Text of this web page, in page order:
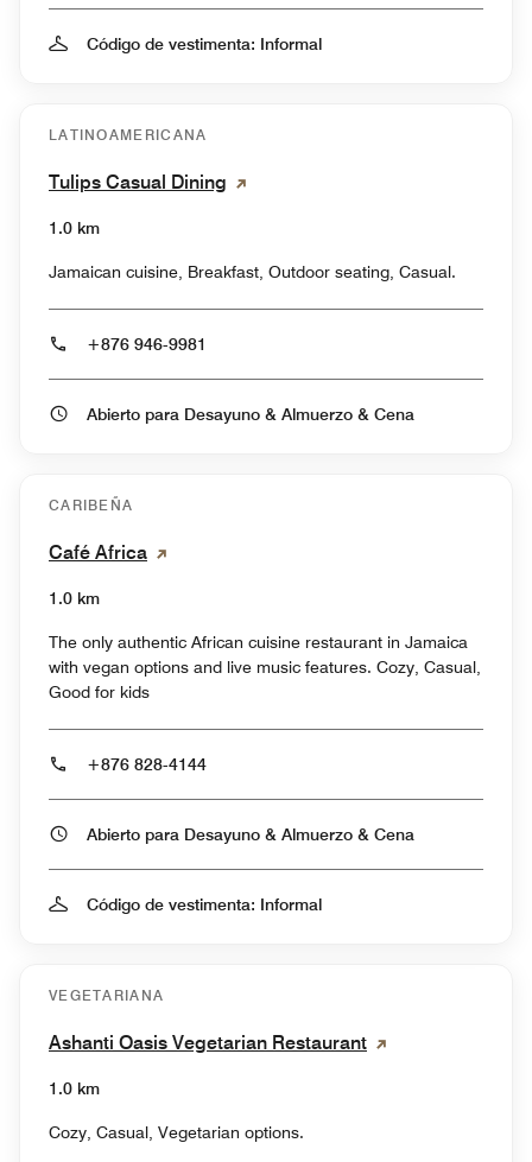
Código de vestimenta: Informal
LATINOAMERICANA
Tulips Casual Dining
1.0 km
Jamaican cuisine, Breakfast, Outdoor seating, Casual.
+876 946-9981
Abierto para Desayuno & Almuerzo & Cena
CARIBEÑA
Café Africa
1.0 km
The only authentic African cuisine restaurant in Jamaica
with vegan options and live music features. Cozy, Casual,
Good for kids
+876 828-4144
Abierto para Desayuno & Almuerzo & Cena
Código de vestimenta: Informal
VEGETARIANA
Ashanti Oasis Vegetarian Restaurant
1.0 km
Cozy, Casual, Vegetarian options.